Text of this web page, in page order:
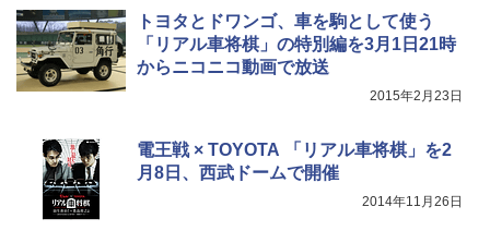
トヨタとドワンゴ、車を駒として使う
「リアル車将棋」の特別編を3月1日21時
からニコニコ動画で放送
2015年2月23日
電王戦 × TOYOTA 「リアル車将棋」を2
月8日、西武ドームで開催
2014年11月26日